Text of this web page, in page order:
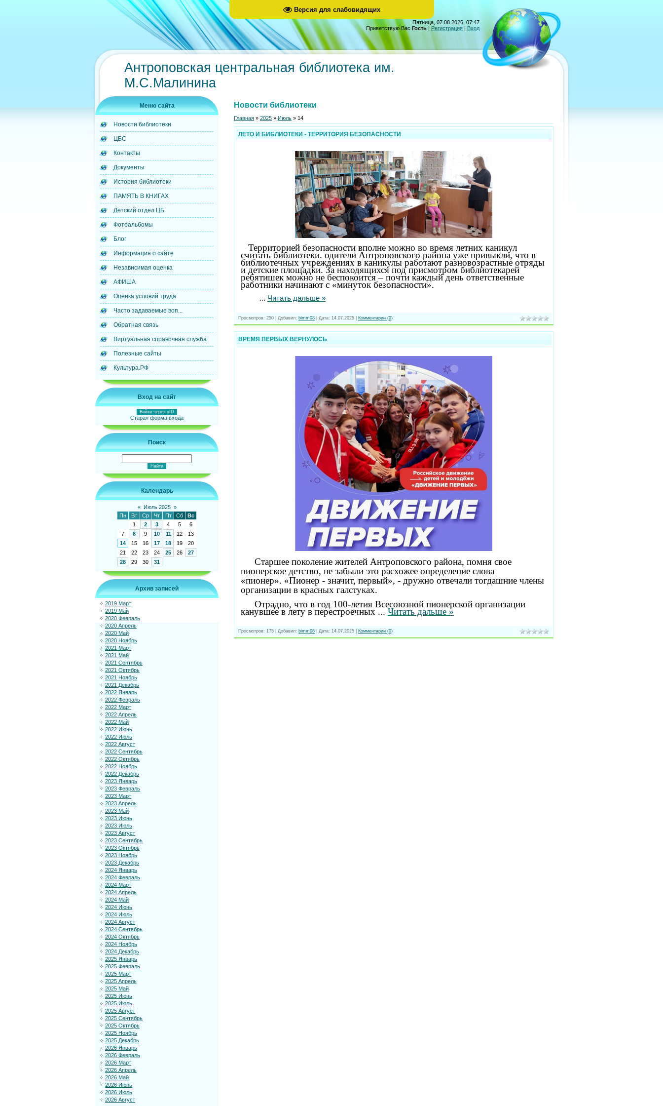
Версия для слабовидящих
Пятница, 07.08.2026, 07:47
Приветствую Вас Гость | Регистрация | Вход
Антроповская центральная библиотека им.
М.С.Малинина
Меню сайта
Новости библиотеки
ЦБС
Контакты
Документы
История библиотеки
ПАМЯТЬ В КНИГАХ
Детский отдел ЦБ
Фотоальбомы
Блог
Информация о сайте
Независимая оценка
АФИША
Оценка условий труда
Часто задаваемые воп...
Обратная связь
Виртуальная справочная служба
Полезные сайты
Культура.РФ
Вход на сайт
Войти через uID
Старая форма входа
Поиск
Календарь
« Июль 2025 »
Пн
Вт Ср Чт Пт Сб
Вс
1
2 3 4 5
6
7
8 9 10 11 12
13
14
15 16 17 18 19
20
21
22 23 24 25 26
27
28
29 30 31
Архив записей
2019 Март
2019 Май
2020 Февраль
2020 Апрель
2020 Май
2020 Ноябрь
2021 Март
2021 Май
2021 Сентябрь
2021 Октябрь
2021 Ноябрь
2021 Декабрь
2022 Январь
2022 Февраль
2022 Март
2022 Апрель
2022 Май
2022 Июнь
2022 Июль
2022 Август
2022 Сентябрь
2022 Октябрь
2022 Ноябрь
2022 Декабрь
2023 Январь
2023 Февраль
2023 Март
2023 Апрель
2023 Май
2023 Июнь
2023 Июль
2023 Август
2023 Сентябрь
2023 Октябрь
2023 Ноябрь
2023 Декабрь
2024 Январь
2024 Февраль
2024 Март
2024 Апрель
2024 Май
2024 Июнь
2024 Июль
2024 Август
2024 Сентябрь
2024 Октябрь
2024 Ноябрь
2024 Декабрь
2025 Январь
2025 Февраль
2025 Март
2025 Апрель
2025 Май
2025 Июнь
2025 Июль
2025 Август
2025 Сентябрь
2025 Октябрь
2025 Ноябрь
2025 Декабрь
2026 Январь
2026 Февраль
2026 Март
2026 Апрель
2026 Май
2026 Июнь
2026 Июль
2026 Август
Новости библиотеки
Главная » 2025 » Июль » 14
ЛЕТО И БИБЛИОТЕКИ - ТЕРРИТОРИЯ БЕЗОПАСНОСТИ
Территорией безопасности вполне можно во время летних каникул
считать библиотеки. одители Антроповского района уже привыкли, что в
библиотечных учреждениях в каникулы работают разновозрастные отряды
и детские площадки. За находящихся под присмотром библиотекарей
ребятишек можно не беспокоится – почти каждый день ответственные
работники начинают с «минуток безопасности».
... Читать дальше »
Просмотров: 250 Добавил: bimm08 Дата: 14.07.2025 Комментарии (0)
ВРЕМЯ ПЕРВЫХ ВЕРНУЛОСЬ
Старшее поколение жителей Антроповского района, помня свое
пионерское детство, не забыли это расхожее определение слова
«пионер». «Пионер - значит, первый», - дружно отвечали тогдашние члены
организации в красных галстуках.
Отрадно, что в год 100-летия Всесоюзной пионерской организации
канувшее в лету в перестроечных ... Читать дальше »
Просмотров: 175 Добавил: bimm08 Дата: 14.07.2025 Комментарии (0)